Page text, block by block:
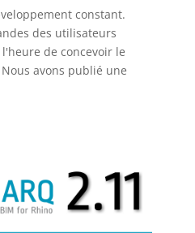
constant.
des utilisateurs
de concevoir le
avons publié une